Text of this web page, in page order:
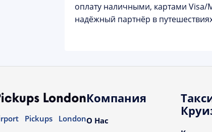
оплату наличными, картами Visa/
надёжный партнёр в
Pickups London
Компания
О Нас